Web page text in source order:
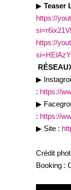
▶︎ Teaser
https://
https://
▶︎
: https://
▶︎
: https://
▶︎ Site :
Crédit
Booking :